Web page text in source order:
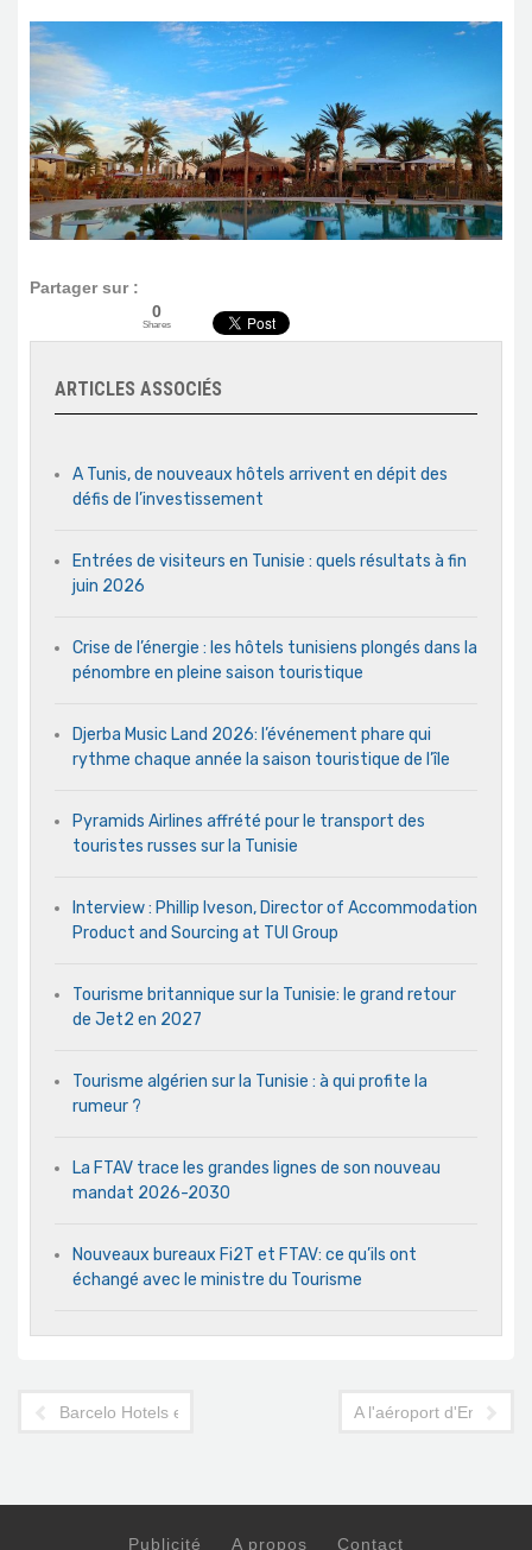
Partager sur :
0
Shares
ARTICLES ASSOCIÉS
A Tunis, de nouveaux hôtels arrivent en dépit des
défis de l’investissement
Entrées de visiteurs en Tunisie : quels résultats à fin
juin 2026
Crise de l’énergie : les hôtels tunisiens plongés dans la
pénombre en pleine saison touristique
Djerba Music Land 2026: l’événement phare qui
rythme chaque année la saison touristique de l’île
Pyramids Airlines affrété pour le transport des
touristes russes sur la Tunisie
Interview : Phillip Iveson, Director of Accommodation
Product and Sourcing at TUI Group
Tourisme britannique sur la Tunisie: le grand retour
de Jet2 en 2027
Tourisme algérien sur la Tunisie : à qui profite la
rumeur ?
La FTAV trace les grandes lignes de son nouveau
mandat 2026-2030
Nouveaux bureaux Fi2T et FTAV: ce qu’ils ont
échangé avec le ministre du Tourisme
Barcelo Hotels en Tunisie: ce qu'il faut savoir de son nouvel
A l'aéroport d'Enfidha,
Publicité A propos Contact